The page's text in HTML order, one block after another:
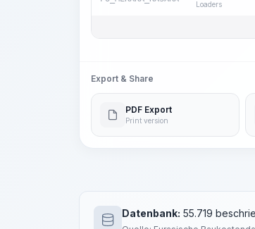
Loaders
Export & Share
PDF Export
Print version
Datenbank: 55.719